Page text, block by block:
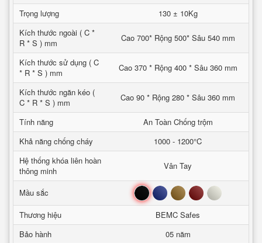
Trọng lượng
130 ± 10Kg
Kích thước ngoài ( C *
R * S ) mm
Cao 700* Rộng 500* Sâu 540 mm
Kích thước sử dụng ( C
* R * S ) mm
Cao 370 * Rộng 400 * Sâu 360 mm
Kích thước ngăn kéo (
C * R * S ) mm
Cao 90 * Rộng 280 * Sâu 360 mm
Tính năng
An Toàn Chống trộm
Khả năng chống cháy
1000 - 1200°C
Hệ thống khóa liên hoàn
thông minh
Vân Tay
Mầu sắc Đen Xanh Nâu Đỏ Trắng
Thương hiệu
BEMC Safes
Bảo hành
05 năm